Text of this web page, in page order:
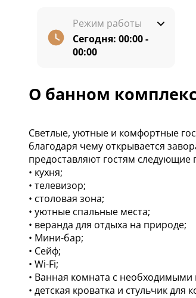
Режим работы
Сегодня: 00:00 -
00:00
О банном
Светлые, уютные и комфортные
благодаря чему открывается
предоставляют гостям следующие
• кухня;
• телевизор;
• столовая зона;
• уютные спальные места;
• веранда для отдыха на природе;
• Мини-бар;
• Сейф;
• Wi-Fi;
• Ванная комната с
• детская кроватка и стульчик для